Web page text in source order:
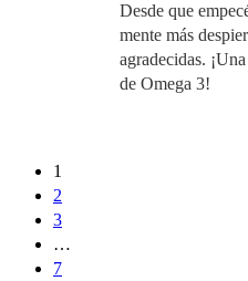
Desde que
mente más
agradecidas.
de Omega 3!
1
2
3
…
7